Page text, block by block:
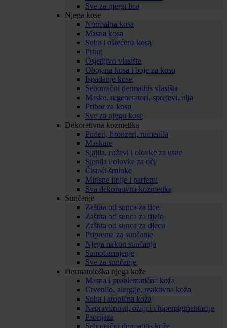
Sve za njegu lica
Njega kose
Normalna kosa
Masna kosa
Suha i oštećena kosa
Prhut
Osjetljivo vlasište
Obojana kosa i boje za kosu
Ispadanje kose
Seboroični dermatitis vlasišta
Maske, regeneratori, sprejevi, ulja
Pribor za kosu
Sve za njegu kose
Dekorativna kozmetika
Puderi, bronzeri, rumenila
Maskare
Sjajila, ruževi i olovke za usne
Sjenila i olovke za oči
Čistaći šminke
Mirisne linije i parfemi
Sva dekorativna kozmetika
Sunčanje
Zaštita od sunca za lice
Zaštita od sunca za tijelo
Zaštita od sunca za djecu
Priprema za sunčanje
Njega nakon sunčanja
Samotamnjenje
Sve za sunčanje
Dermatološka njega kože
Masna i problematična koža
Crvenilo, alergije, reaktivna koža
Suha i atopična koža
Nepravilnosti, ožiljci i hiperpigmentacije
Psorijaza
Seboroični dermatitis kože